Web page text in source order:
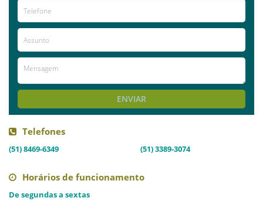
Já visitou este local?aproveite e deixe sua avaliação!
Avaliações
ENVIAR
Telefones
(51) 8469-6349 (51) 3389-3074
Horários de funcionamento
De segundas a sextas